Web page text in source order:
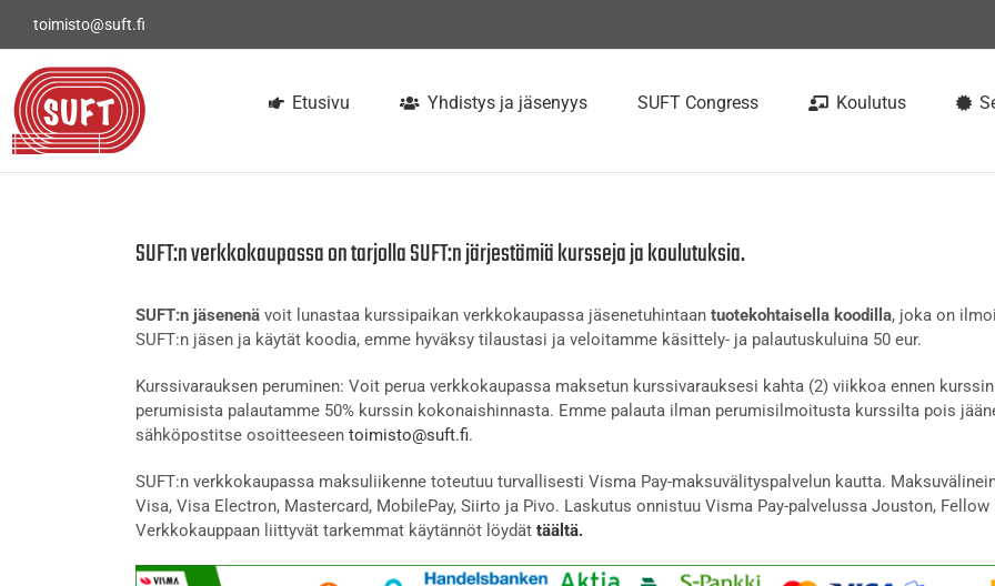
toimisto@suft.fi
Etusivu Yhdistys ja jäsenyys SUFT Congress Koulutus
SUFT:n verkkokaupassa on tarjolla SUFT:n järjestämiä kursseja ja koulutuksia.
SUFT:n jäsenenä voit lunastaa kurssipaikan verkkokaupassa jäsenetuhintaan tuotekohtaisella koodilla, joka on
SUFT:n jäsen ja käytät koodia, emme hyväksy tilaustasi ja veloitamme käsittely- ja palautuskuluina 50 eur.
Kurssivarauksen peruminen: Voit perua verkkokaupassa maksetun kurssivarauksesi kahta (2) viikkoa ennen
perumisista palautamme 50% kurssin kokonaishinnasta. Emme palauta ilman perumisilmoitusta kurssilta pois
sähköpostitse osoitteeseen toimisto@suft.fi.
SUFT:n verkkokaupassa maksuliikenne toteutuu turvallisesti Visma Pay-maksuvälityspalvelun kautta.
Visa, Visa Electron, Mastercard, MobilePay, Siirto ja Pivo. Laskutus onnistuu Visma Pay-palvelussa Jouston,
Verkkokauppaan liittyvät tarkemmat käytännöt löydät täältä.